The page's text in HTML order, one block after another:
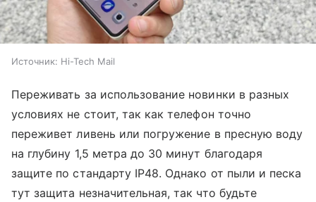
Источник: Hi-Tech Mail
Переживать за использование новинки в разных
условиях не стоит, так как телефон точно
переживет ливень или погружение в пресную воду
на глубину 1,5 метра до 30 минут благодаря
защите по стандарту IP48. Однако от пыли и песка
тут защита незначительная, так что будьте